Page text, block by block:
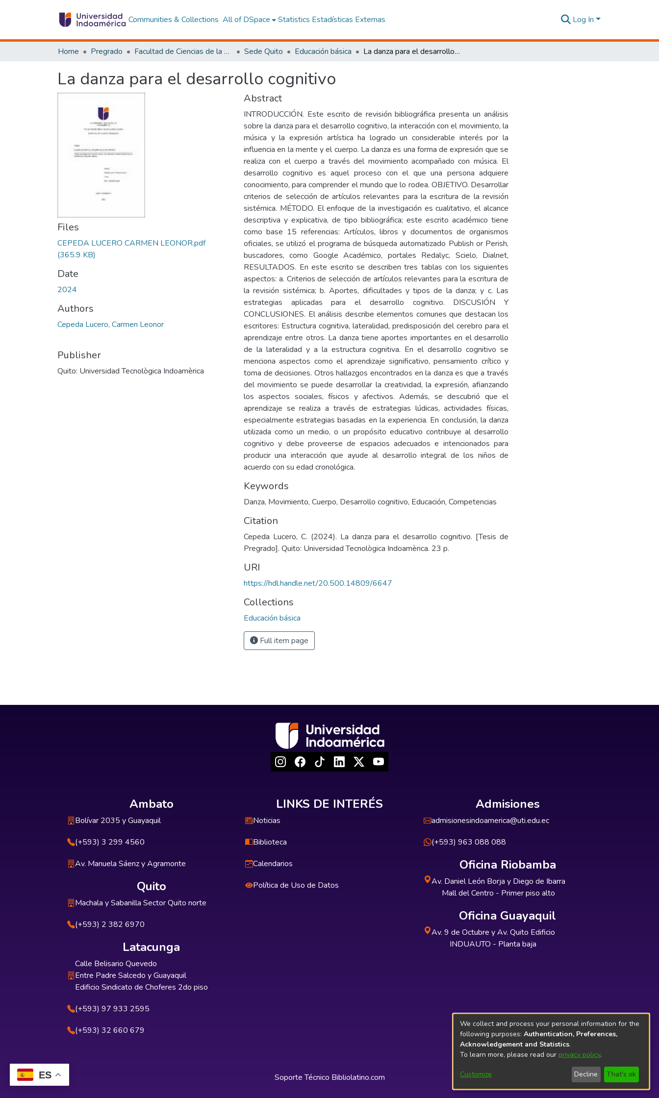
ES
Communities & Collections All of DSpace Statistics Estadísticas Externas Log In
Home Pregrado Facultad de Ciencias de la Educación, De la Educación y Desarrollo Social Sede Quito Educación básica La danza para el desarrollo cognitivo
La danza para el desarrollo cognitivo
Files
CEPEDA LUCERO CARMEN LEONOR.pdf
(365.9 KB)
Date
2024
Authors
Cepeda Lucero, Carmen Leonor
Publisher
Quito: Universidad Tecnològica Indoamèrica
Abstract
INTRODUCCIÓN. Este escrito de revisión bibliográfica presenta un análisis
sobre la danza para el desarrollo cognitivo, la interacción con el movimiento, la
música y la expresión artística ha logrado un considerable interés por la
influencia en la mente y el cuerpo. La danza es una forma de expresión que se
realiza con el cuerpo a través del movimiento acompañado con música. El
desarrollo cognitivo es aquel proceso con el que una persona adquiere
conocimiento, para comprender el mundo que lo rodea. OBJETIVO. Desarrollar
criterios de selección de artículos relevantes para la escritura de la revisión
sistémica. MÉTODO. El enfoque de la investigación es cualitativo, el alcance
descriptiva y explicativa, de tipo bibliográfica; este escrito académico tiene
como base 15 referencias: Artículos, libros y documentos de organismos
oficiales, se utilizó el programa de búsqueda automatizado Publish or Perish,
buscadores, como Google Académico, portales Redalyc, Scielo, Dialnet,
RESULTADOS. En este escrito se describen tres tablas con los siguientes
aspectos: a. Criterios de selección de artículos relevantes para la escritura de
la revisión sistémica; b. Aportes, dificultades y tipos de la danza; y c. Las
estrategias aplicadas para el desarrollo cognitivo. DISCUSIÓN Y
CONCLUSIONES. El análisis describe elementos comunes que destacan los
escritores: Estructura cognitiva, lateralidad, predisposición del cerebro para el
aprendizaje entre otros. La danza tiene aportes importantes en el desarrollo
de la lateralidad y a la estructura cognitiva. En el desarrollo cognitivo se
menciona aspectos como el aprendizaje significativo, pensamiento crítico y
toma de decisiones. Otros hallazgos encontrados en la danza es que a través
del movimiento se puede desarrollar la creatividad, la expresión, afianzando
los aspectos sociales, físicos y afectivos. Además, se descubrió que el
aprendizaje se realiza a través de estrategias lúdicas, actividades físicas,
especialmente estrategias basadas en la experiencia. En conclusión, la danza
utilizada como un medio, o un propósito educativo contribuye al desarrollo
cognitivo y debe proveerse de espacios adecuados e intencionados para
producir una interacción que ayude al desarrollo integral de los niños de
acuerdo con su edad cronológica.
Keywords
Danza, Movimiento, Cuerpo, Desarrollo cognitivo, Educación, Competencias
Citation
Cepeda Lucero, C. (2024). La danza para el desarrollo cognitivo. [Tesis de
Pregrado]. Quito: Universidad Tecnològica Indoamèrica. 23 p.
URI
https://hdl.handle.net/20.500.14809/6647
Collections
Educación básica
Full item page
Ambato
Bolívar 2035 y Guayaquil
(+593) 3 299 4560
Av. Manuela Sáenz y Agramonte
Quito
Machala y Sabanilla Sector Quito norte
(+593) 2 382 6970
Latacunga
Calle Belisario Quevedo
Entre Padre Salcedo y Guayaquil
Edificio Sindicato de Choferes 2do piso
(+593) 97 933 2595
(+593) 32 660 679
LINKS DE INTERÉS
Noticias
Biblioteca
Calendarios
Política de Uso de Datos
Admisiones
admisionesindoamerica@uti.edu.ec
(+593) 963 088 088
Oficina Riobamba
Av. Daniel León Borja y Diego de Ibarra
Mall del Centro - Primer piso alto
Oficina Guayaquil
Av. 9 de Octubre y Av. Quito Edificio
INDUAUTO - Planta baja
Soporte Técnico Bibliolatino.com
We collect and process your personal information for the
following purposes: Authentication, Preferences,
Acknowledgement and Statistics.
To learn more, please read our privacy policy.
Customize Decline That's ok